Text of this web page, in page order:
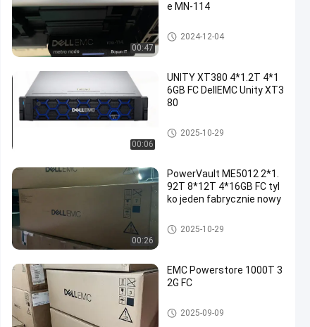
00:47
e MN-114
DELL EMC Data Domain
2024-12-04
00:06
UNITY XT380 4*1.2T 4*1
6GB FC DellEMC Unity XT3
80
Pamięć masowa DELL EMC U
nity
2025-10-29
00:26
PowerVault ME5012 2*1.
92T 8*12T 4*16GB FC tyl
ko jeden fabrycznie nowy
Pamięć masowa DELL EMC U
nity
2025-10-29
EMC Powerstore 1000T 3
2G FC
Pamięć masowa DELL EMC U
nity
2025-09-09